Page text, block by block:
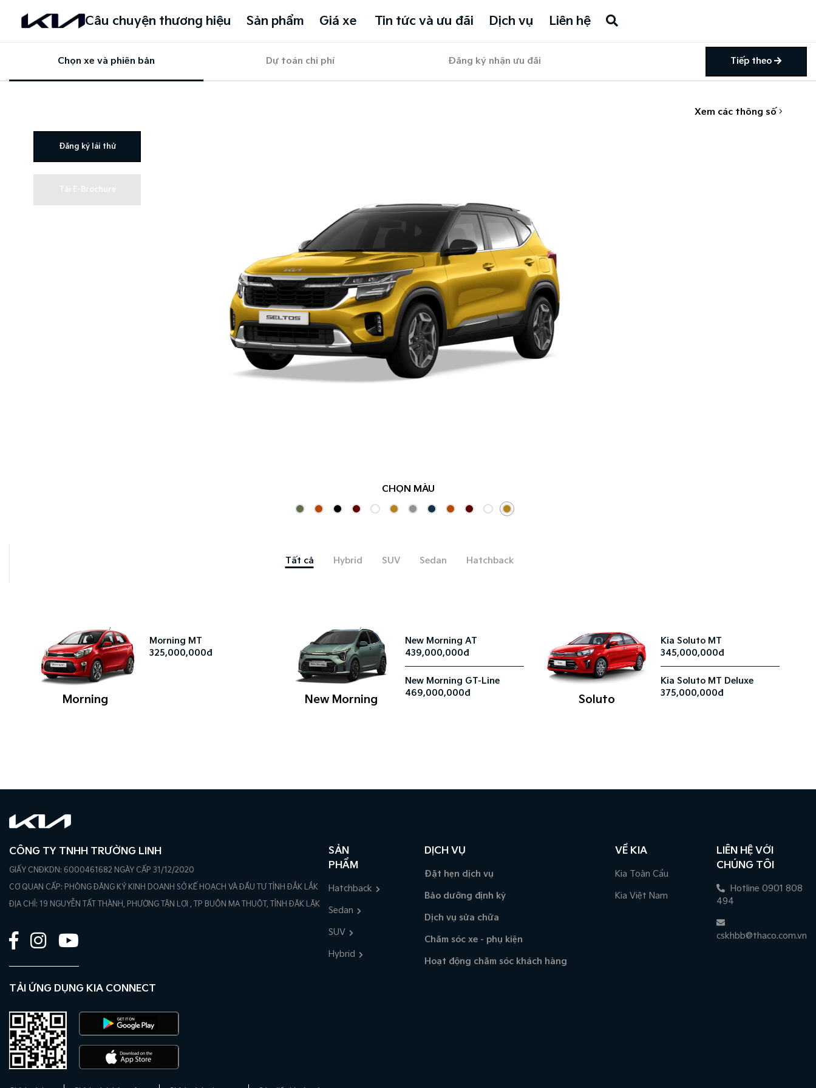
Câu chuyện thương hiệu Sản phẩm Giá xe Tin tức và ưu đãi Dịch vụ Liên hệ
Chọn xe và phiên bản Dự toán chi phí Đăng ký nhận ưu đãi Tiếp theo
Xem các thông số
Đăng ký lái thử
Tải E-Brochure
CHỌN MÀU
Tất cả Hybrid SUV Sedan Hatchback
Morning
Morning MT
325,000,000đ
New Morning
New Morning AT
439,000,000đ
New Morning GT-Line
469,000,000đ
Soluto
Kia Soluto MT
345,000,000đ
Kia Soluto MT Deluxe
375,000,000đ
CÔNG TY TNHH TRƯỜNG LINH
GIẤY CNĐKDN: 6000461682 NGÀY CẤP 31/12/2020
CƠ QUAN CẤP: PHÒNG ĐĂNG KÝ KINH DOANH SỞ KẾ HOẠCH VÀ ĐẦU TƯ TỈNH ĐẮK LẮK
ĐỊA CHỈ: 19 NGUYỄN TẤT THÀNH, PHƯỜNG TÂN LỢI , TP BUÔN MA THUỘT, TỈNH ĐĂK LĂK
TẢI ỨNG DỤNG KIA CONNECT
SẢN
PHẨM
Hatchback
Sedan
SUV
Hybrid
DỊCH VỤ
Đặt hẹn dịch vụ
Bảo dưỡng định kỳ
Dịch vụ sửa chữa
Chăm sóc xe - phụ kiện
Hoạt động chăm sóc khách hàng
VỀ KIA
Kia Toàn Cầu
Kia Việt Nam
LIÊN HỆ VỚI
CHÚNG TÔI
Hotline 0901 808
494
cskhbb@thaco.com.vn